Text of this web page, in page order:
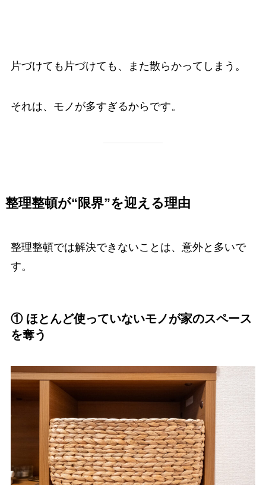
片づけても片づけても、また散らかってしまう。
それは、モノが多すぎるからです。
整理整頓が“限界”を迎える理由
整理整頓では解決できないことは、意外と多いで
す。
① ほとんど使っていないモノが家のスペース
を奪う